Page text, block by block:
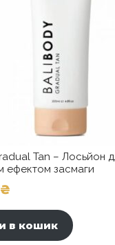
Tan – Лосьйон
ефектом засмаги
₴
в кошик